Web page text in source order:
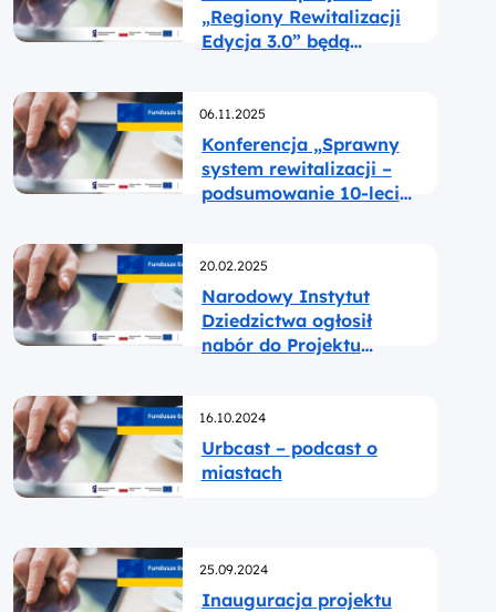
Mazowszu”
„Regiony Rewitalizacji
Edycja 3.0” będą
studyjne poświęcone
zagadnieniom
rewitalizacji
Opublikowano
06.11.2025
Konferencja „Sprawny
system rewitalizacji –
podsumowanie 10-lecia
18-19 listopada 2025 r. w
Gdańsku
Opublikowano
20.02.2025
Narodowy Instytut
Dziedzictwa ogłosił
nabór do Projektu
w rewitalizacji”
Opublikowano
16.10.2024
Urbcast – podcast o
miastach
Opublikowano
25.09.2024
Inauguracja projektu